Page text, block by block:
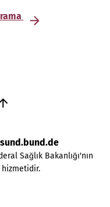
Sağlık Bakanlığı'nın
hizmetidir.